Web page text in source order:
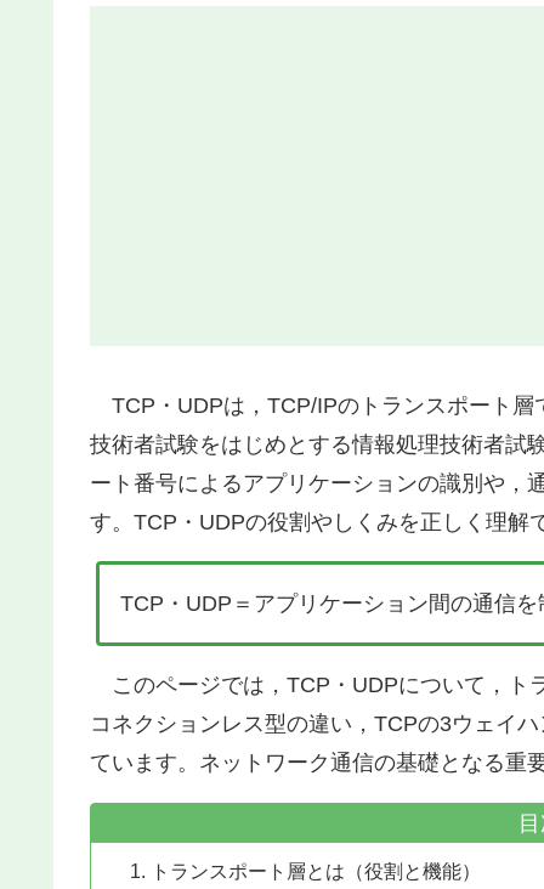
TCP・UDPは，TCP/IPのトランスポート層
技術者試験をはじめとする情報処理技術者試
ート番号によるアプリケーションの識別や，
す。TCP・UDPの役割やしくみを正しく理解
TCP・UDP＝アプリケーション間の通信
このページでは，TCP・UDPについて，ト
コネクションレス型の違い，TCPの3ウェイ
ています。ネットワーク通信の基礎となる重
トランスポート層とは（役割と機能）